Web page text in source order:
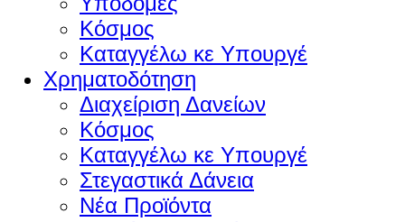
Κόσμος
Καταγγέλω κε Υπουργέ
Χρηματοδότηση
Διαχείριση Δανείων
Κόσμος
Καταγγέλω κε Υπουργέ
Στεγαστικά Δάνεια
Νέα Προϊόντα